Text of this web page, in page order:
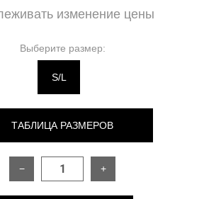
изменение цены
Выберите размер:
S/L
ТАБЛИЦА РАЗМЕРОВ
РАЗМЕР
− +